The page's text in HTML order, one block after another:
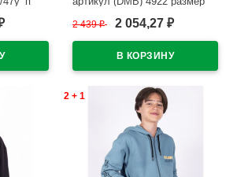
цвет
34/134-44/164 цвет темно-
2 439₽ 2 054,27 ₽
2 + 1